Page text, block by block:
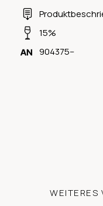
15%
904375--
WEITERES